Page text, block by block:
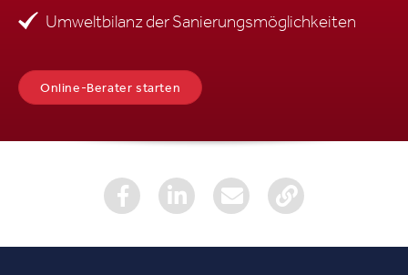
Umweltbilanz der Sanierungsmöglichkeiten
Online-Berater starten